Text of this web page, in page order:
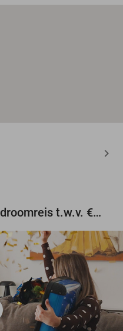
Maak gratis kans op een droomreis t.w.v. €3.000!